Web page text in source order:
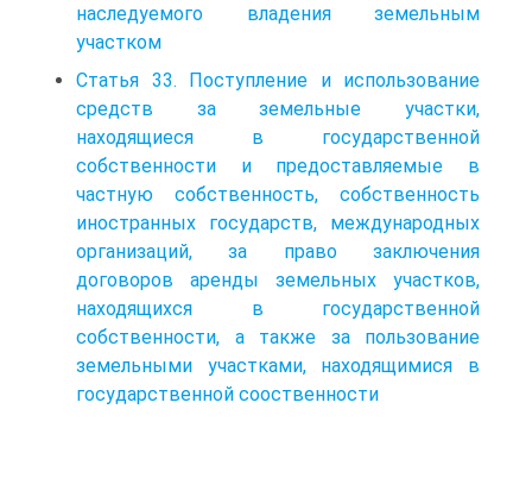
наследуемого владения земельным
участком
Статья 33. Поступление и использование
средств за земельные участки,
находящиеся в государственной
собственности и предоставляемые в
частную собственность, собственность
иностранных государств, международных
организаций, за право заключения
договоров аренды земельных участков,
находящихся в государственной
собственности, а также за пользование
земельными участками, находящимися в
государственной сооственности